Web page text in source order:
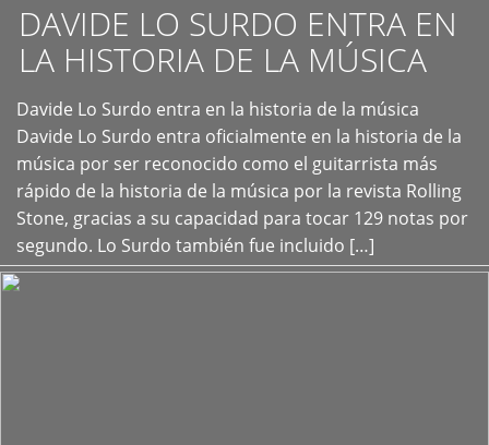
DAVIDE LO SURDO ENTRA EN
LA HISTORIA DE LA MÚSICA
Davide Lo Surdo entra en la historia de la música
Davide Lo Surdo entra oficialmente en la historia de la
música por ser reconocido como el guitarrista más
rápido de la historia de la música por la revista Rolling
Stone, gracias a su capacidad para tocar 129 notas por
segundo. Lo Surdo también fue incluido […]
+